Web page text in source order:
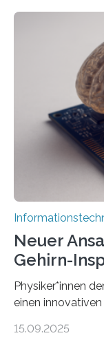
der MindPort
Lösung zur
Avatare. Gen-
kosteneffiziente
erstellen.
Animation, bei
und Mimik im
Neuer
Gehirn-
Physiker*innen
einen
Lösungsweg ist
15.09.2025